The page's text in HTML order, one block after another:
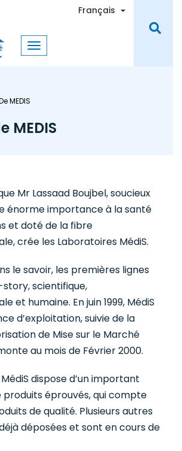
Français Toggle
MEDIS
MEDIS
Mr Lassaad Boujbel, soucieux
énorme importance à la santé
et doté de la fibre
crée les Laboratoires MédiS.
le savoir, les premières lignes
story, scientifique,
et humaine. En juin 1999, MédiS
d’exploitation, suivie de la
de Mise sur le Marché
au mois de Février 2000.
dispose d’un important
éprouvés, qui compte
de qualité. Plusieurs autres
déposées et sont en cours de